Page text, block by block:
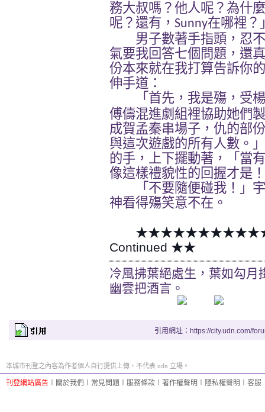
務大叔嗎？他人呢？為什
呢？還有， Sunny在哪裡？
男子數著手指頭，忍不
氣要我回答七個問題，還
份本來就在我打算告訴你
伸手道：
「首先，我是殤，受
傅儔混進劇組裡協助她們
成賀孟秦串場子，仇的部
與這次遊戲的所有人數。
的手，上下擺動著，「當
像這樣禮貌性的回握才是
「不要隨便碰我！」宇
神看得殤笑意不在。
Continued ★★
冷風拂葉絕處生，葉如勾月
幽雲把酒言。
引用網址：https://city.udn.com/
本城市刊登之內容為作者個人自行提供上傳，不代表 udn 立場。
刊登網站廣告 關於我們 常見問題 服務條款 著作權聲明 隱私權聲明 客服